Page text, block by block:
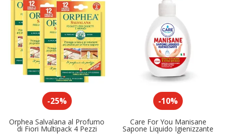
-25%
Orphea Salvalana al Profumo
di Fiori Multipack 4 Pezzi
-10%
Care For You Manisane
Sapone Liquido Igienizzante